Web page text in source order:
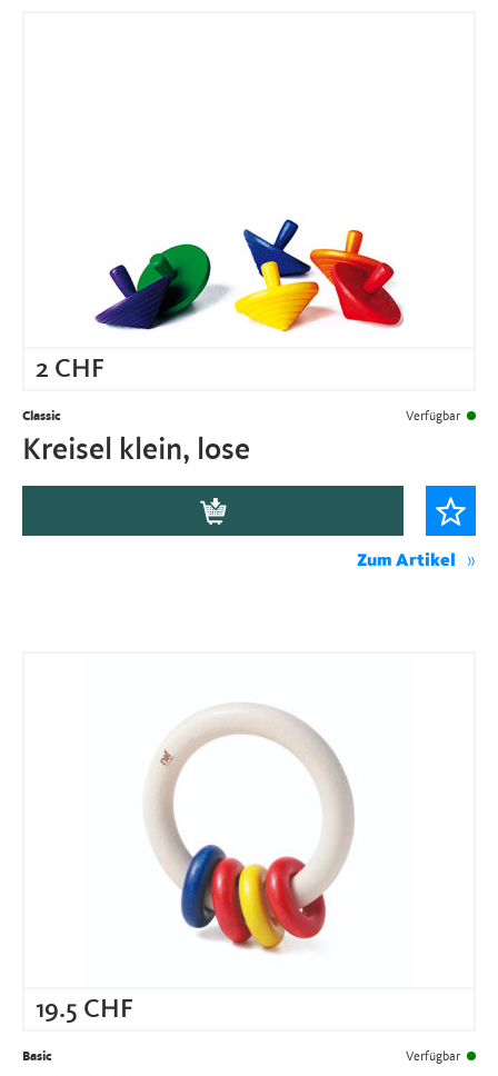
2 CHF
Classic Verfügbar
Kreisel klein, lose
Zum Artikel
19.5 CHF
Basic Verfügbar